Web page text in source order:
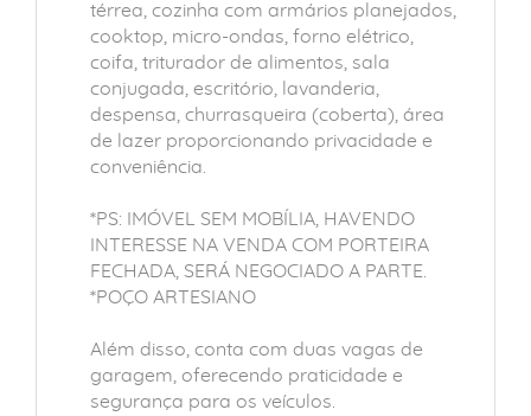
térrea, cozinha com armários planejados,
cooktop, micro-ondas, forno elétrico,
coifa, triturador de alimentos, sala
conjugada, escritório, lavanderia,
despensa, churrasqueira (coberta), área
de lazer proporcionando privacidade e
conveniência.
*PS: IMÓVEL SEM MOBÍLIA, HAVENDO
INTERESSE NA VENDA COM PORTEIRA
FECHADA, SERÁ NEGOCIADO A PARTE.
*POÇO ARTESIANO
Além disso, conta com duas vagas de
garagem, oferecendo praticidade e
segurança para os veículos.